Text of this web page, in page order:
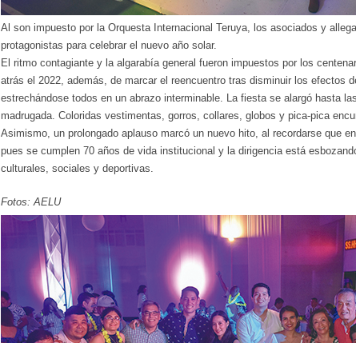
Al son impuesto por la Orquesta Internacional Teruya, los asociados y
protagonistas para celebrar el nuevo año solar.
El ritmo contagiante y la algarabía general fueron impuestos por los
atrás el 2022, además, de marcar el reencuentro tras disminuir los efectos
estrechándose todos en un abrazo interminable. La fiesta se alargó hasta
madrugada. Coloridas vestimentas, gorros, collares, globos y pica-pica
Asimismo, un prolongado aplauso marcó un nuevo hito, al recordarse que
pues se cumplen 70 años de vida institucional y la dirigencia está
culturales, sociales y deportivas.
Fotos: AELU